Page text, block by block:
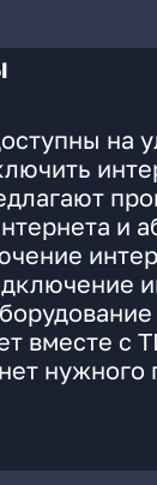
на
и
вместе с
нужного